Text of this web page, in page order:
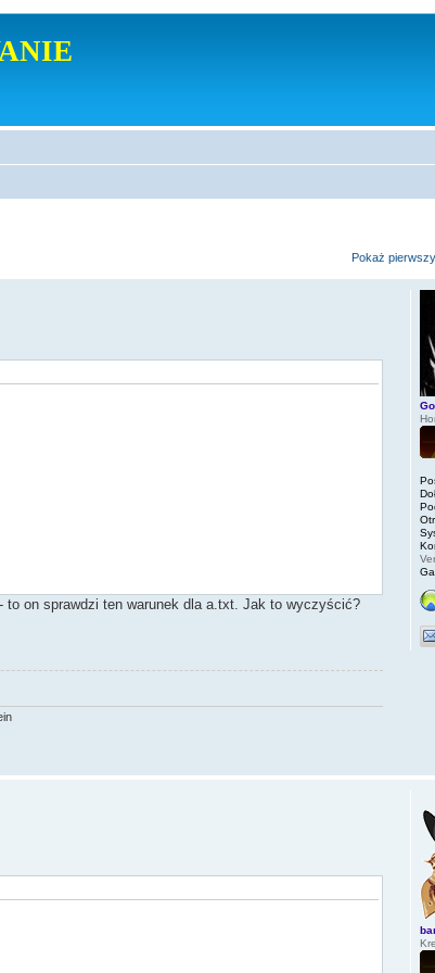
Pokaż
on sprawdzi ten warunek dla a.txt. Jak to wyczyścić?